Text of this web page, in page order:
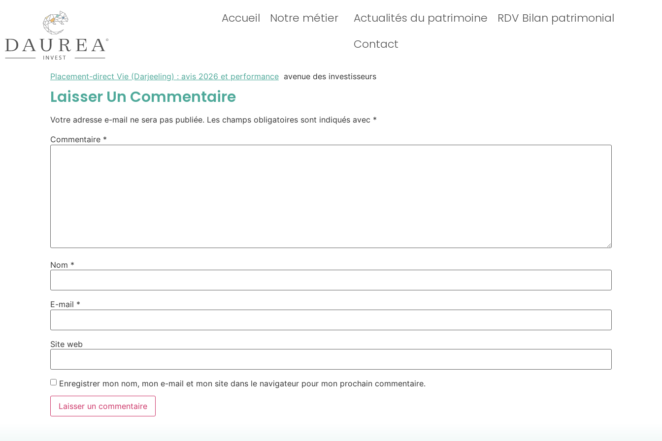
Accueil Notre métier Actualités du patrimoine
RDV Bilan patrimonial
Contact
Placement-direct Vie (Darjeeling) : avis 2026 et performance avenue des investisseurs
Laisser Un Commentaire
Votre adresse e-mail ne sera pas publiée. Les champs obligatoires sont indiqués avec *
Commentaire *
Nom *
E-mail *
Site web
Enregistrer mon nom, mon e-mail et mon site dans le navigateur pour mon prochain commentaire.